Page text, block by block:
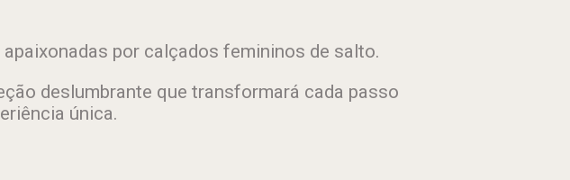
por calçados femininos de salto.
deslumbrante que transformará cada passo
única.